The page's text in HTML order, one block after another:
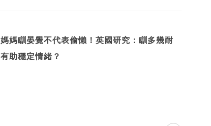
媽媽瞓晏覺不代表偷懶！英國研究：瞓多幾耐
有助穩定情緒？